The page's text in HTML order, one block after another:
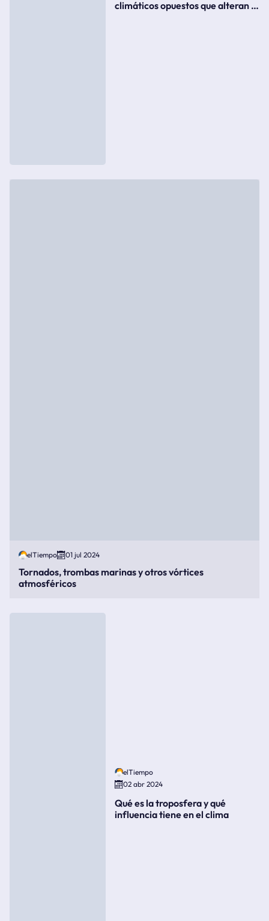
climáticos opuestos que alteran la
elTiempo 01 jul 2024
Tornados, trombas marinas y otros vórtices
atmosféricos
elTiempo
02 abr 2024
Qué es la troposfera y qué
influencia tiene en el clima